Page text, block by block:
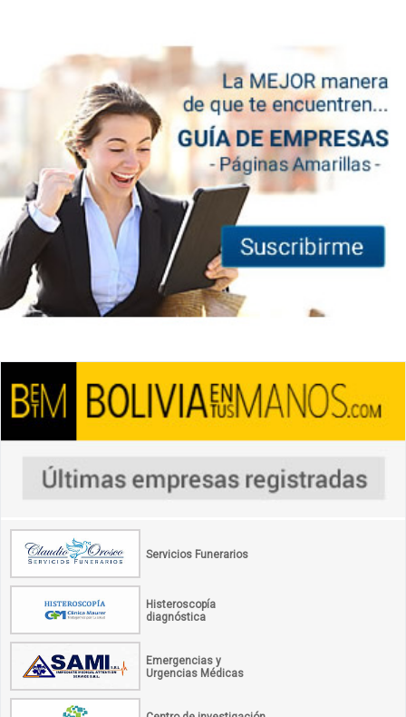
Servicios Funerarios
Histeroscopía
diagnóstica
Emergencias y
Urgencias Médicas